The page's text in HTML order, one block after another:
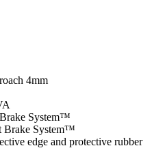
4mm
System™
Brake System™
edge and protective rubber